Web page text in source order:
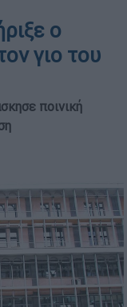
ο
γιο του
ποινική